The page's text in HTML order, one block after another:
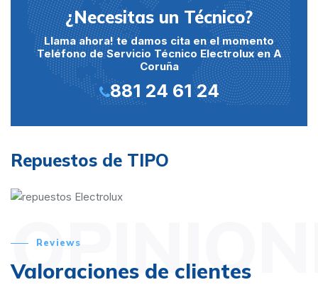
¿Necesitas un Técnico?
Llama ahora! te damos cita en el momento
Teléfono de Servicio Técnico Electrolux en A
Coruña
881 24 61 24
Repuestos de TIPO
Reviews
Valoraciones de clientes